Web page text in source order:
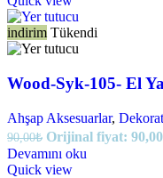
indirim Tükendi
Wood-Syk-105- El
Ahşap Aksesuarlar,
90,00₺ Orijinal fiyat:
Devamını oku
Quick view